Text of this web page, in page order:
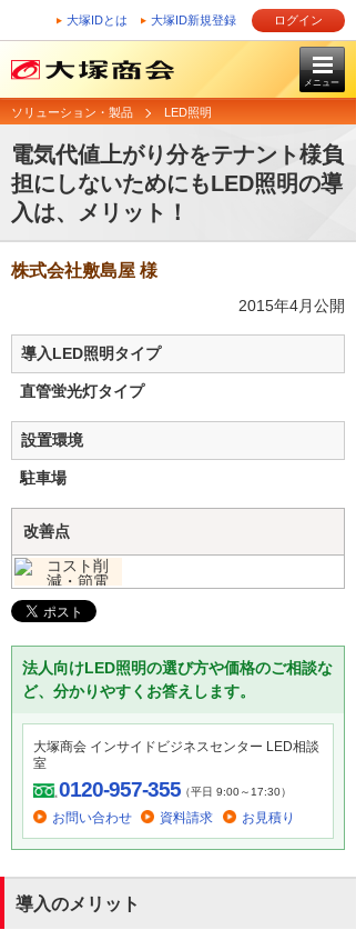
大塚IDとは 大塚ID新規登録 ログイン
メニュー
ソリューション・製品 LED照明
電気代値上がり分をテナント様負
担にしないためにもLED照明の導
入は、メリット！
株式会社敷島屋 様
2015年4月公開
導入LED照明タイプ
直管蛍光灯タイプ
設置環境
駐車場
改善点
法人向けLED照明の選び方や価格のご相談な
ど、分かりやすくお答えします。
大塚商会 インサイドビジネスセンター LED相談
室
0120-957-355（平日 9:00～17:30）
お問い合わせ 資料請求 お見積り
導入のメリット